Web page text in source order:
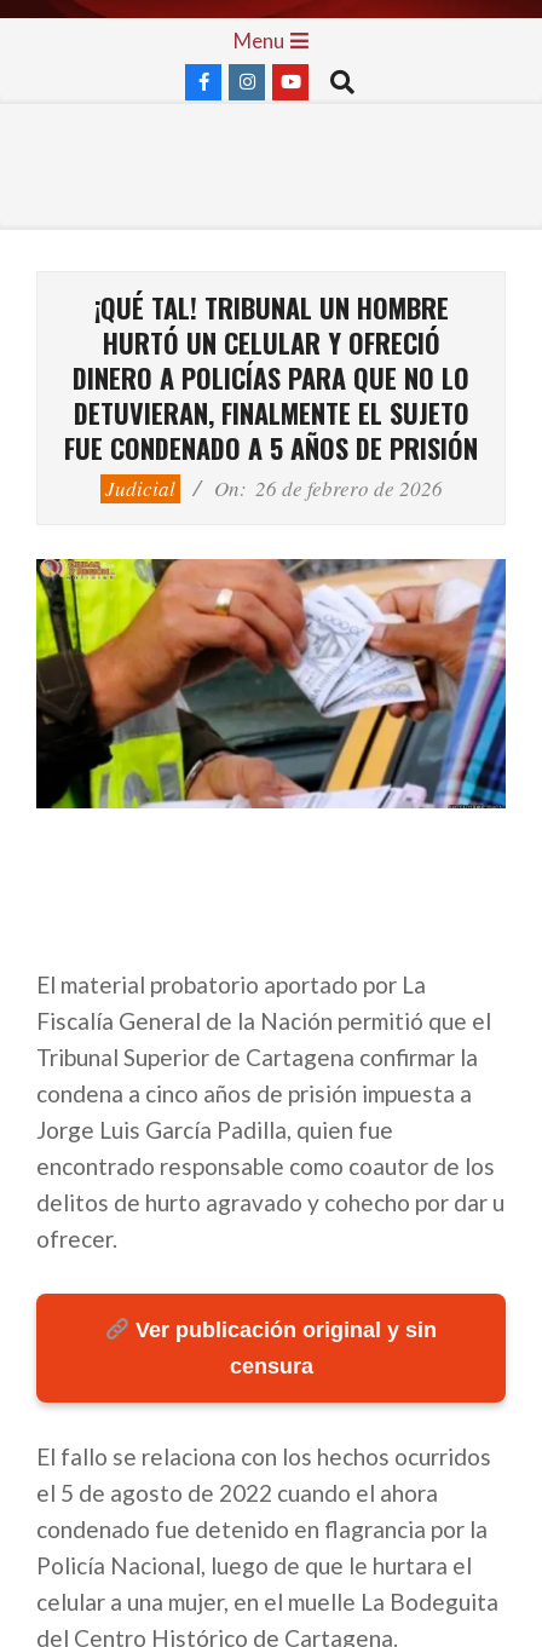
Skip
Menu
Search
¡QUÉ TAL! TRIBUNAL UN HOMBRE
HURTÓ UN CELULAR Y OFRECIÓ
DINERO A POLICÍAS PARA QUE NO LO
DETUVIERAN, FINALMENTE EL SUJETO
FUE CONDENADO A 5 AÑOS DE PRISIÓN
Judicial On: 26 de febrero de 2026
El material probatorio aportado por La
Fiscalía General de la Nación permitió que el
Tribunal Superior de Cartagena confirmar la
condena a cinco años de prisión impuesta a
Jorge Luis García Padilla, quien fue
encontrado responsable como coautor de los
delitos de hurto agravado y cohecho por dar u
ofrecer.
Ver publicación original y sin
censura
El fallo se relaciona con los hechos ocurridos
el 5 de agosto de 2022 cuando el ahora
condenado fue detenido en flagrancia por la
Policía Nacional, luego de que le hurtara el
celular a una mujer, en el muelle La Bodeguita
del Centro Histórico de Cartagena.